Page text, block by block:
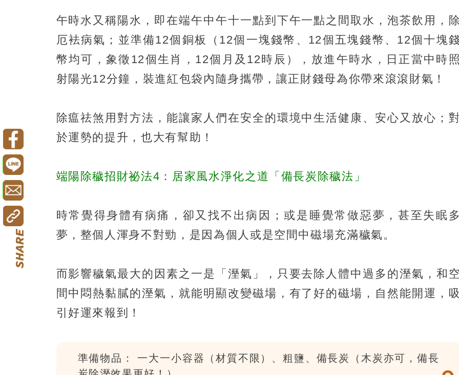
午時水又稱陽水，即在端午中午十一點到下午一點之間取水，泡茶飲用，除
厄袪病氣；並準備12個銅板（12個一塊錢幣、12個五塊錢幣、12個十塊錢
幣均可，象徵12個生肖，12個月及12時辰），放進午時水，日正當中時照
射陽光12分鐘，裝進紅包袋內隨身攜帶，讓正財錢母為你帶來滾滾財氣！
除瘟祛煞用對方法，能讓家人們在安全的環境中生活健康、安心又放心；對
於運勢的提升，也大有幫助！
端陽除穢招財祕法4：居家風水淨化之道「備長炭除穢法」
時常覺得身體有病痛，卻又找不出病因；或是睡覺常做惡夢，甚至失眠多
夢，整個人渾身不對勁，是因為個人或是空間中磁場充滿穢氣。
而影響穢氣最大的因素之一是「溼氣」，只要去除人體中過多的溼氣，和空
間中悶熱黏膩的溼氣，就能明顯改變磁場，有了好的磁場，自然能開運，吸
引好運來報到！
準備物品： 一大一小容器（材質不限）、粗鹽、備長炭（木炭亦可，備長